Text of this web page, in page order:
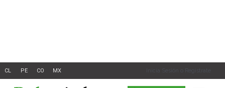
Inicia Sesión o Registrate